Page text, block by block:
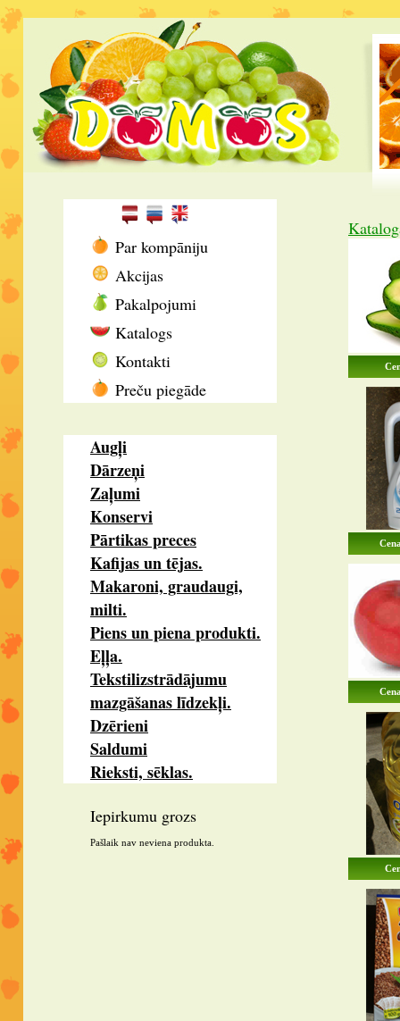
Par kompāniju
Akcijas
Pakalpojumi
Katalogs
Kontakti
Preču piegāde
Augļi
Dārzeņi
Zaļumi
Konservi
Pārtikas preces
Kafijas un tējas.
Makaroni, graudaugi,
milti.
Piens un piena produkti.
Eļļa.
Tekstilizstrādājumu
mazgāšanas līdzekļi.
Dzērieni
Saldumi
Rieksti, sēklas.
Iepirkumu grozs
Pašlaik nav neviena produkta.